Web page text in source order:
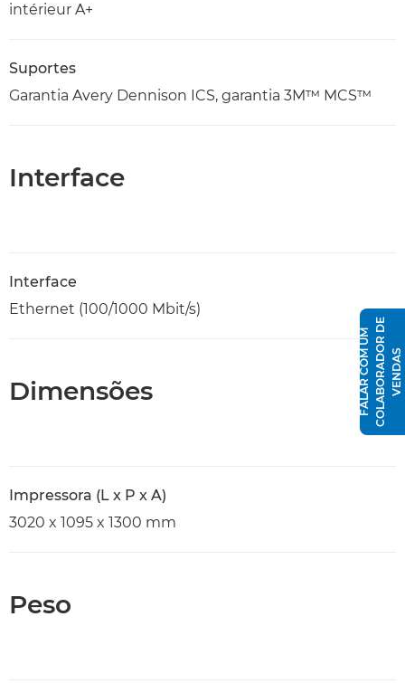
intérieur A+
Suportes
Garantia Avery Dennison ICS, garantia 3M™ MCS™
Interface
Interface
Ethernet (100/1000 Mbit/s)
Dimensões
Impressora (L x P x A)
3020 x 1095 x 1300 mm
Peso
F
A
L
A
R
C
O M
U
M
C
O
L
A
B
O
R
A
D
O
R
DE
V
E
N
D
A S